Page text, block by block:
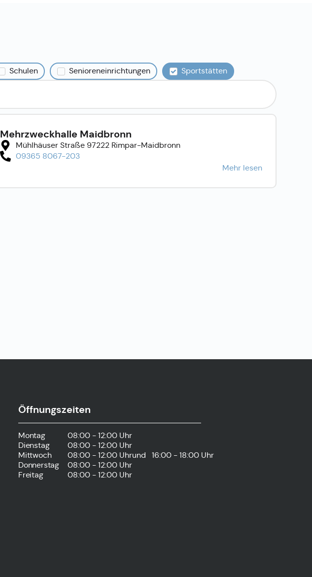
Schulen Senioreneinrichtungen Sportstätten
Mehrzweckhalle Maidbronn
Mühlhäuser Straße 97222 Rimpar-Maidbronn
09365 8067-203
Mehr lesen
Öffnungszeiten
Montag
08:00 - 12:00 Uhr
Dienstag
08:00 - 12:00 Uhr
Mittwoch
08:00 - 12:00 Uhrund
16:00 - 18:00 Uhr
Donnerstag
08:00 - 12:00 Uhr
Freitag
08:00 - 12:00 Uhr